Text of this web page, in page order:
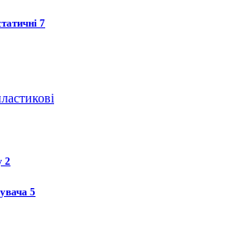
7
2
5